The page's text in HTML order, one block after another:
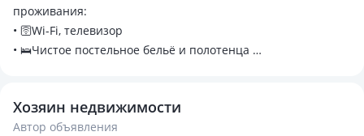
проживания:
• 🛜Wi-Fi, телевизор
• 🛌Чистое постельное бельё и полотенца
• 🍽️Посуда и кухонные принадлежности
Хозяин недвижимости
Автор объявления